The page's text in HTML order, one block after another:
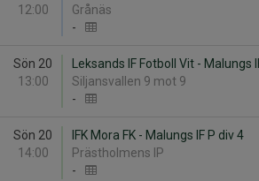
12:00
Grånäs
-
Sön 20
13:00
Leksands IF Fotboll Vit - Malungs
Siljansvallen 9 mot 9
-
Sön 20
14:00
IFK Mora FK - Malungs IF P div 4
Prästholmens IP
-